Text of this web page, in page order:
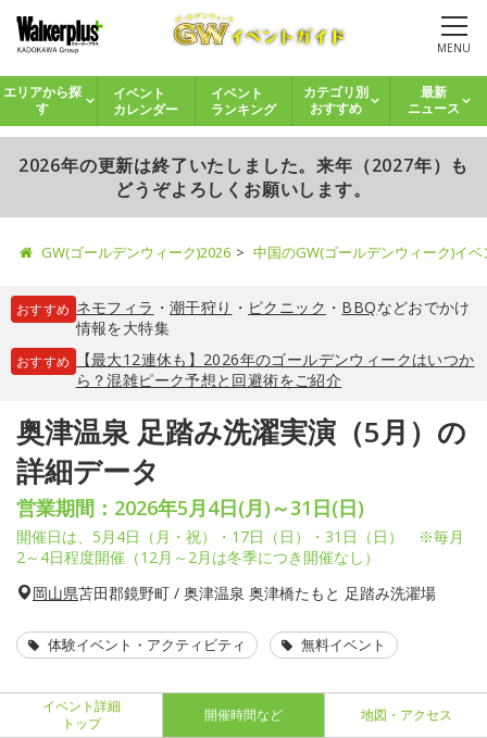
MENU
エリアから探
す
イベント
カレンダー
イベント
ランキング
カテゴリ別
おすすめ
最新
ニュース
2026年の更新は終了いたしました。来年（2027年）も
どうぞよろしくお願いします。
GW(ゴールデンウィーク)2026 中国のGW(ゴールデンウィーク)イ
おすすめ ネモフィラ ・ 潮干狩り ・ ピクニック ・ BBQなどおでかけ
情報を大特集
おすすめ
【最大12連休も】2026年のゴールデンウィークはいつか
ら？混雑ピーク予想と回避術をご紹介
奥津温泉 足踏み洗濯実演（5月）の
詳細データ
営業期間：2026年5月4日(月)～31日(日)
開催日は、5月4日（月・祝）・17日（日）・31日（日） ※毎月
2～4日程度開催（12月～2月は冬季につき開催なし）
岡山県苫田郡鏡野町 / 奥津温泉 奥津橋たもと 足踏み洗濯場
体験イベント・アクティビティ 無料イベント
イベント詳細
トップ
開催時間など 地図・アクセス